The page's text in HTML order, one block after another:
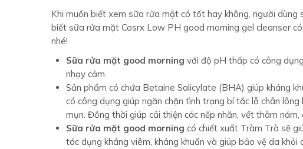
Khi muốn biết xem sữa rửa mặt có tốt hay không, người
biết sữa rửa mặt Cosrx Low PH good morning gel cleanser
nhé!
Sữa rửa mặt good morning với độ pH thấp có công
nhạy cảm.
Sản phẩm có chứa Betaine Salicylate (BHA) giúp kháng
có công dụng giúp ngăn chặn tình trạng bí tắc lỗ chân
mụn. Đồng thời giúp cải thiện các nếp nhăn, vết thâm
Sữa rửa mặt good morning có chiết xuất Tràm Trà sẽ
tác dụng kháng viêm, kháng khuẩn và giúp bảo vệ da khỏi